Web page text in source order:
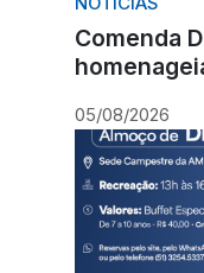
Comenda
do
05/08/2026